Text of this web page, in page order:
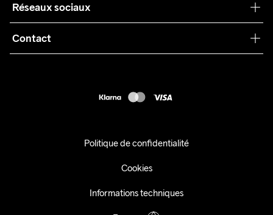
Durabilité
Collaborations
Conditions générales
Retours
Réseaux sociaux
Contact
Politique de confidentialité
Cookies
Informations techniques